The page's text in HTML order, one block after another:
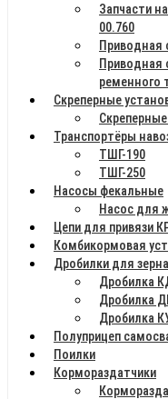
Запчасти
00.760
Приводная
Приводная
ременного
Скреперные
Транспортёры
ТШГ-190
ТШГ-250
Насосы фекальные
Насос для
Цепи для привязи
Комбикормовая
Дробилки для зерна
Дробилка
Дробилка
Дробилка
Полуприцеп
Поилки
Кормораздатчики